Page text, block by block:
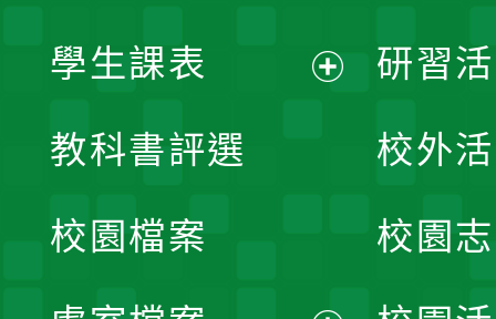
學生課表
單
教科書評選
校園檔案
研習
校外
校園